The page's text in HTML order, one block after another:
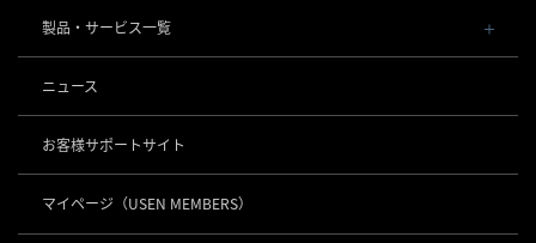
会社概要・役員一覧
事業内容
社長メッセージ
事業所一覧
店舗DX
製品・サービス一覧
POSレジ 他
USENレジ
USENセルフレジ
USEN ハンディ
USEN Mobile Order
キャッシュレス決済
USEN PAY
お役立ち情報
ニュース
お客様サポートサイト
マイページ （USEN MEMBERS）